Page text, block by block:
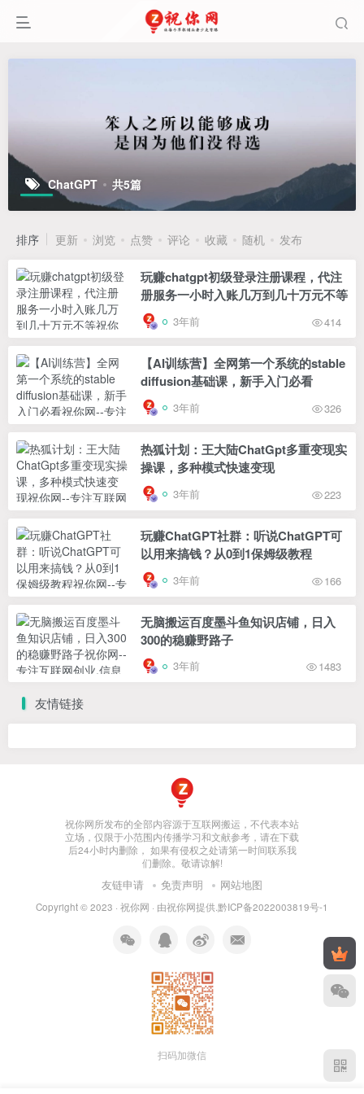
ChatGPT 共5篇
排序 更新 浏览 点赞 评论 收藏 随机 发布
玩赚chatgpt初级登录注册课程，代注
册服务一小时入账几万到几十万元不等
3年前 414
【AI训练营】全网第一个系统的stable
diffusion基础课，新手入门必看
3年前 326
热狐计划：王大陆ChatGpt多重变现实
操课，多种模式快速变现
3年前 223
玩赚ChatGPT社群：听说ChatGPT可
以用来搞钱？从0到1保姆级教程
3年前 166
无脑搬运百度墨斗鱼知识店铺，日入
300的稳赚野路子
3年前 1483
友情链接
祝你网所发布的全部内容源于互联网搬运，不代表本站
立场，仅限于小范围内传播学习和文献参考，请在下载
后24小时内删除， 如果有侵权之处请第一时间联系我
们删除。敬请谅解!
友链申请 免责声明 网站地图
Copyright © 2023 · 祝你网 · 由祝你网提供.黔ICP备2022003819号-1
扫码加微信